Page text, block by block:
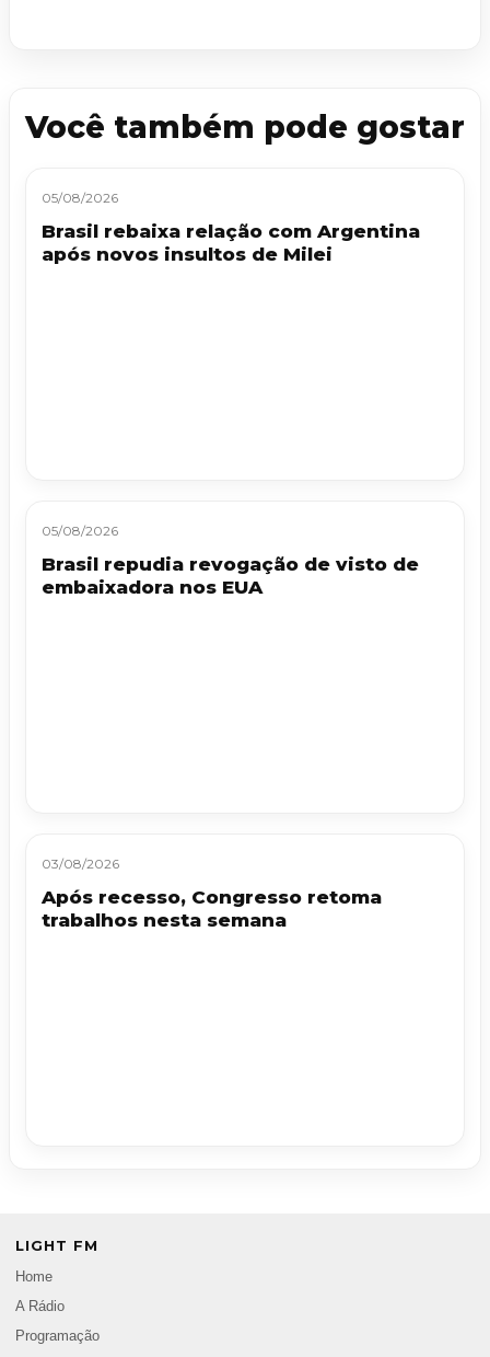
Você também pode gostar
05/08/2026
Brasil rebaixa relação com Argentina
após novos insultos de Milei
05/08/2026
Brasil repudia revogação de visto de
embaixadora nos EUA
03/08/2026
Após recesso, Congresso retoma
trabalhos nesta semana
LIGHT FM
Home
A Rádio
Programação